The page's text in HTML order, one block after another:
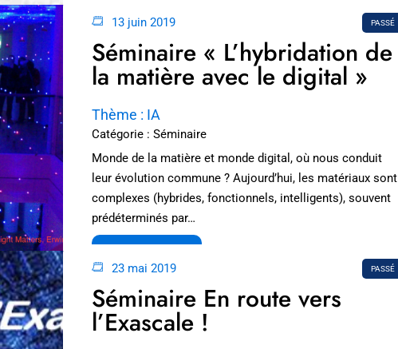
13 juin 2019 PASSÉ
Séminaire « L’hybridation de
la matière avec le digital »
Thème : IA
Catégorie : Séminaire
Monde de la matière et monde digital, où nous conduit
leur évolution commune ? Aujourd’hui, les matériaux sont
complexes (hybrides, fonctionnels, intelligents), souvent
prédéterminés par…
23 mai 2019 PASSÉ
Séminaire En route vers
l’Exascale !